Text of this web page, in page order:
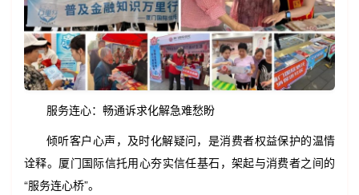
服务连心：畅通诉求化解急难愁盼
倾听客户心声，及时化解疑问，是消费者权益保护的温情
诠释。厦门国际信托用心夯实信任基石，架起与消费者之间的
“服务连心桥”。